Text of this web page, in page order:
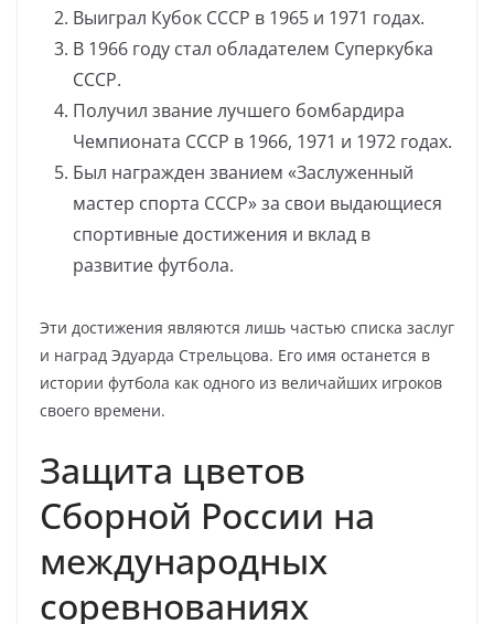
Выиграл Кубок СССР в 1965 и 1971 годах.
В 1966 году стал обладателем Суперкубка
СССР.
Получил звание лучшего бомбардира
Чемпионата СССР в 1966, 1971 и 1972 годах.
Был награжден званием «Заслуженный
мастер спорта СССР» за свои выдающиеся
спортивные достижения и вклад в
развитие футбола.
Эти достижения являются лишь частью списка заслуг
и наград Эдуарда Стрельцова. Его имя останется в
истории футбола как одного из величайших игроков
своего времени.
Защита цветов
Сборной России на
международных
соревнованиях